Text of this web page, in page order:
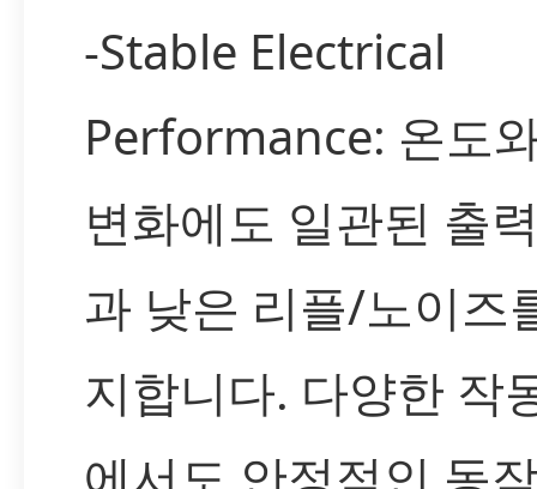
-Stable Electrical
Performance: 온도
변화에도 일관된 출
과 낮은 리플/노이즈
지합니다. 다양한 작